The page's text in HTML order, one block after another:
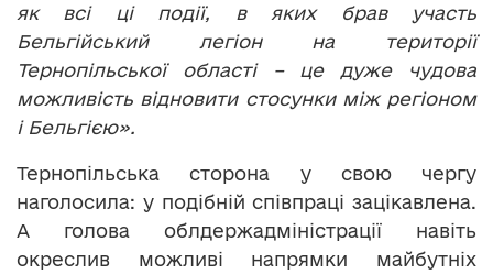
як всі ці події, в яких брав участь
Бельгійський легіон на території
Тернопільської області – це дуже чудова
можливість відновити стосунки між регіоном
і Бельгією».
Тернопільська сторона у свою чергу
наголосила: у подібній співпраці зацікавлена.
А голова облдержадміністрації навіть
окреслив можливі напрямки майбутніх